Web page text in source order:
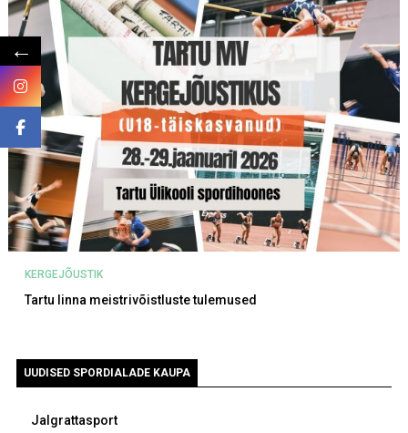
KERGEJÕUSTIK
Tartu linna meistrivõistluste tulemused
UUDISED SPORDIALADE KAUPA
Jalgrattasport
←